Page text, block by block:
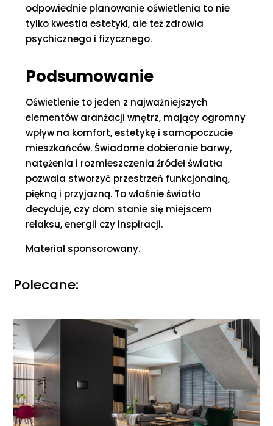
odpowiednie planowanie oświetlenia to nie
tylko kwestia estetyki, ale też zdrowia
psychicznego i fizycznego.
Podsumowanie
Oświetlenie to jeden z najważniejszych
elementów aranżacji wnętrz, mający ogromny
wpływ na komfort, estetykę i samopoczucie
mieszkańców. Świadome dobieranie barwy,
natężenia i rozmieszczenia źródeł światła
pozwala stworzyć przestrzeń funkcjonalną,
piękną i przyjazną. To właśnie światło
decyduje, czy dom stanie się miejscem
relaksu, energii czy inspiracji.
Materiał sponsorowany.
Polecane: